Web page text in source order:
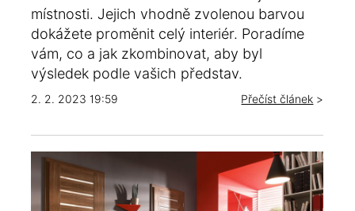
místnosti. Jejich vhodně zvolenou barvou
dokážete proměnit celý interiér. Poradíme
vám, co a jak zkombinovat, aby byl
výsledek podle vašich představ.
2. 2. 2023 19:59 Přečíst článek >